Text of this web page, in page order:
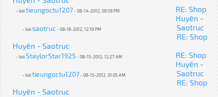
- bởitieungoctu1207 - 08-14-2012, 09:58 PM
RE: Shop
Huyên -
Saotruc
- bởisaotruc- 08-16-2012, 12:19 PM
RE: Shop
Huyên - Saotruc
- bởiStaylorStar1925 - 08-15-2012, 12:27 AM
RE: Shop
Huyên -
Saotruc
- bởitieungoctu1207 - 08-15-2012, 01:05 AM
RE: Shop
Huyên - Saotruc